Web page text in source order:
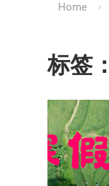
Home
标签：